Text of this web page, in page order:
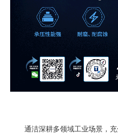
通洁深耕多领域工业场景，